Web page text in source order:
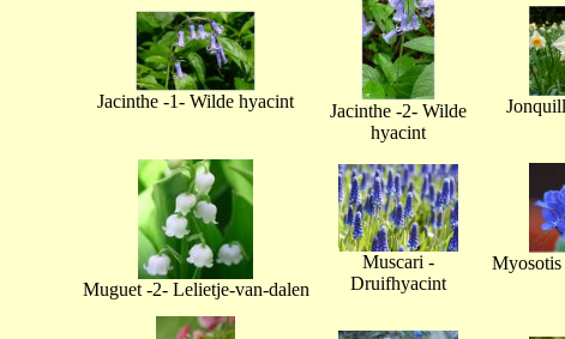
Jacinthe -1- Wilde hyacint
Jacinthe -2- Wilde
hyacint
Muguet -2- Lelietje-van-dalen
Muscari -
Druifhyacint